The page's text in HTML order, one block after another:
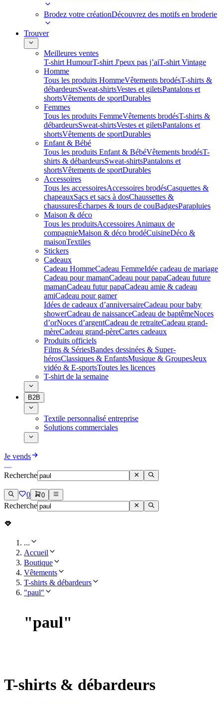
Brodez votre créationDécouvrez des motifs en broderie
Trouver
Meilleures ventes
T-shirt HumourT-shirt J'peux pas j’aiT-shirt Vintage
Homme
Tous les produits HommeVêtements brodésT-shirts &
débardeursSweat-shirtsVestes et giletsPantalons et
shortsVêtements de sportDurables
Femmes
Tous les produits FemmeVêtements brodésT-shirts &
débardeursSweat-shirtsVestes et giletsPantalons et
shortsVêtements de sportDurables
Enfant & Bébé
Tous les produits Enfant & BébéVêtements brodésT-
shirts & débardeursSweat-shirtsPantalons et
shortsVêtements de sportDurables
Accessoires
Tous les accessoiresAccessoires brodésCasquettes &
chapeauxSacs et sacs à dosChaussettes &
chaussuresÉcharpes & tours de couBadgesParapluies
Maison & déco
Tous les produitsAccessoires Animaux de
compagnieMaison & déco brodéCuisineDéco &
maisonTextiles
Stickers
Cadeaux
Cadeau HommeCadeau FemmeIdée cadeau de mariage​
Cadeau pour mamanCadeau pour papaCadeau future
mamanCadeau futur papaCadeau amie & cadeau
amiCadeau pour gamer
Idées de cadeaux d’anniversaireCadeau pour baby
showerCadeau de naissanceCadeau de baptêmeNoces
d’orNoces d’argentCadeau de retraiteCadeau grand-
mèreCadeau grand-pèreCartes cadeaux
Produits officiels
Films & SériesBandes dessinées & Super-
hérosClassiques & EnfantsMusique & GroupesJeux
vidéo & E-sportsToutes les licences
T-shirt de la semaine
B2B
Textile personnalisé entreprise
Solutions commerciales
Je vends
Recherche
0 0
Recherche
...
Accueil
Boutique
Vêtements
T-shirts & débardeurs
"paul"
"paul"
T-shirts & débardeurs